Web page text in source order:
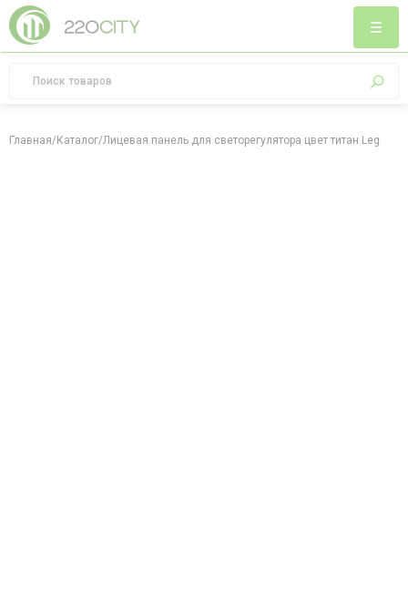
Главная/Каталог/Лицевая панель для светорегулятора цвет титан Legrand